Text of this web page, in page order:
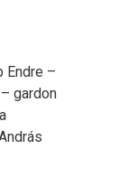
Endre –
gardon